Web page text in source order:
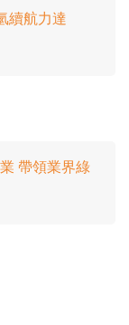
續航力達
帶領業界綠